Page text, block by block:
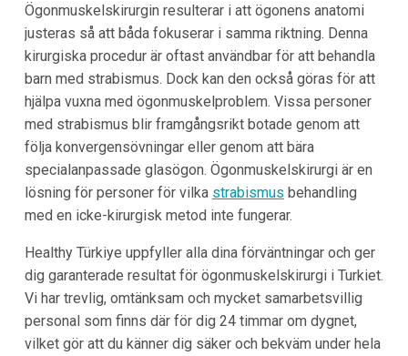
Ögonmuskelskirurgin resulterar i att ögonens anatomi
justeras så att båda fokuserar i samma riktning. Denna
kirurgiska procedur är oftast användbar för att behandla
barn med strabismus. Dock kan den också göras för att
hjälpa vuxna med ögonmuskelproblem. Vissa personer
med strabismus blir framgångsrikt botade genom att
följa konvergensövningar eller genom att bära
specialanpassade glasögon. Ögonmuskelskirurgi är en
lösning för personer för vilka strabismus behandling
med en icke-kirurgisk metod inte fungerar.
Healthy Türkiye uppfyller alla dina förväntningar och ger
dig garanterade resultat för ögonmuskelskirurgi i Turkiet.
Vi har trevlig, omtänksam och mycket samarbetsvillig
personal som finns där för dig 24 timmar om dygnet,
vilket gör att du känner dig säker och bekväm under hela